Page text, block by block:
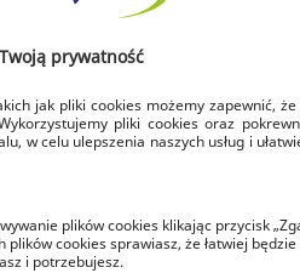
Klips do identyfikatora
Kod produktu: 9.493.729